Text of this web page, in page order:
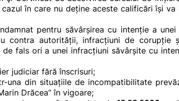
în care nu deține aceste calificări își
pentru săvârșirea cu intenție a
contra autorității, infracțiuni de corupție
fals ori a unei infracțiuni săvârșite cu
judiciar fără înscrisuri;
una din situațiile de incompatibilitate
Drăcea” în vigoare;